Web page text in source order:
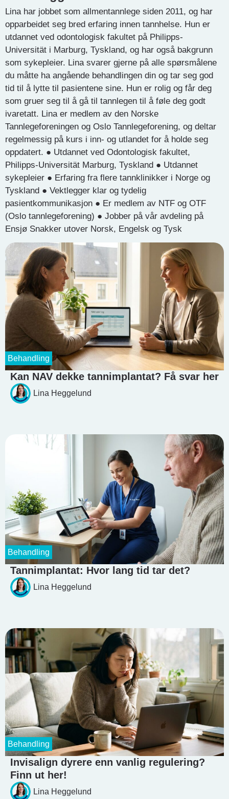
Lina har jobbet som allmentannlege siden 2011, og har
opparbeidet seg bred erfaring innen tannhelse. Hun er
utdannet ved odontologisk fakultet på Philipps-
Universität i Marburg, Tyskland, og har også bakgrunn
som sykepleier. Lina svarer gjerne på alle spørsmålene
du måtte ha angående behandlingen din og tar seg god
tid til å lytte til pasientene sine. Hun er rolig og får deg
som gruer seg til å gå til tannlegen til å føle deg godt
ivaretatt. Lina er medlem av den Norske
Tannlegeforeningen og Oslo Tannlegeforening, og deltar
regelmessig på kurs i inn- og utlandet for å holde seg
oppdatert. ● Utdannet ved Odontologisk fakultet,
Philipps-Universität Marburg, Tyskland ● Utdannet
sykepleier ● Erfaring fra flere tannklinikker i Norge og
Tyskland ● Vektlegger klar og tydelig
pasientkommunikasjon ● Er medlem av NTF og OTF
(Oslo tannlegeforening) ● Jobber på vår avdeling på
Ensjø Snakker utover Norsk, Engelsk og Tysk
Kan NAV dekke tannimplantat? Få svar her
Lina Heggelund
Behandling
Tannimplantat: Hvor lang tid tar det?
Lina Heggelund
Behandling
Invisalign dyrere enn vanlig regulering?
Finn ut her!
Lina Heggelund
Behandling